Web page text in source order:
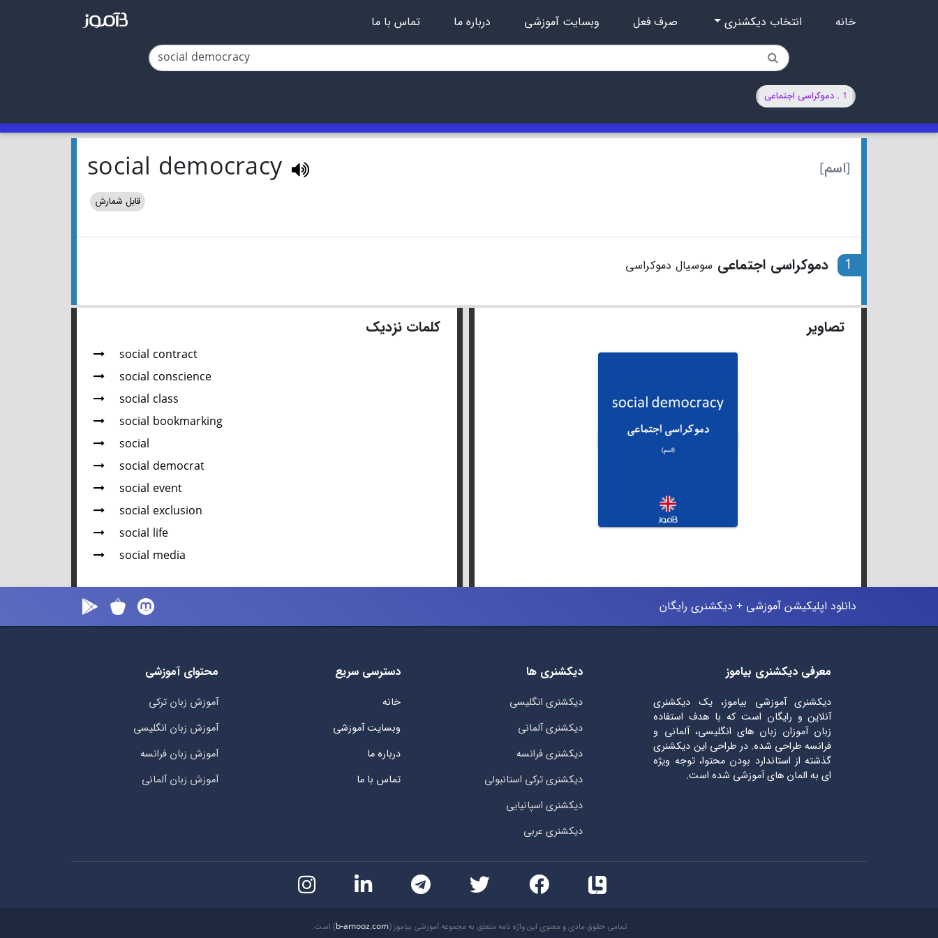
خانه انتخاب دیکشنری صرف فعل وبسایت آموزشی درباره ما تماس با ما
1 . دموکراسی اجتماعی
[اسم] social democracy
قابل شمارش
1 دموکراسی اجتماعی سوسیال دموکراسی
تصاویر کلمات نزدیک
social contract
social conscience
social class
social bookmarking
social
social democrat
social event
social exclusion
social life
social media
دانلود اپلیکیشن آموزشی + دیکشنری رایگان
معرفی دیکشنری بیاموز
دیکشنری آموزشی بیاموز، یک دیکشنری
آنلاین و رایگان است که با هدف استفاده
زبان آموزان زبان های انگلیسی، آلمانی و
فرانسه طراحی شده. در طراحی این دیکشنری
گذشته از استاندارد بودن محتوا، توجه ویژه
ای به المان های آموزشی شده است.
دیکشنری ها
دیکشنری انگلیسی
دیکشنری آلمانی
دیکشنری فرانسه
دیکشنری ترکی استانبولی
دیکشنری اسپانیایی
دیکشنری عربی
دسترسی سریع
خانه
وبسایت آموزشی
درباره ما
تماس با ما
محتوای آموزشی
آموزش زبان ترکی
آموزش زبان انگلیسی
آموزش زبان فرانسه
آموزش زبان آلمانی
تمامی حقوق مادی و معنوی این واژه نامه متعلق به مجموعه آموزشی بیاموز (b-amooz.com) است.